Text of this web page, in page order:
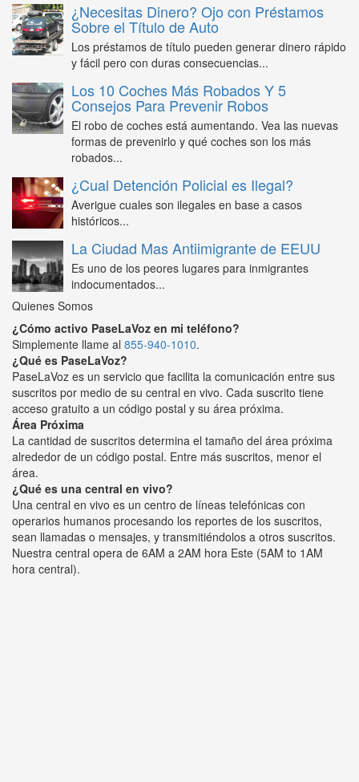
¿Necesitas Dinero? Ojo con Préstamos
Sobre el Título de Auto
Los préstamos de título pueden generar dinero rápido
y fácil pero con duras consecuencias...
Los 10 Coches Más Robados Y 5
Consejos Para Prevenir Robos
El robo de coches está aumentando. Vea las nuevas
formas de prevenirlo y qué coches son los más
robados...
¿Cual Detención Policial es Ilegal?
Averigue cuales son ilegales en base a casos
históricos...
La Ciudad Mas Antiimigrante de EEUU
Es uno de los peores lugares para inmigrantes
indocumentados...
Quienes Somos
¿Cómo activo PaseLaVoz en mi teléfono?
Simplemente llame al 855-940-1010.
¿Qué es PaseLaVoz?
PaseLaVoz es un servicio que facilita la comunicación entre sus
suscritos por medio de su central en vivo. Cada suscrito tiene
acceso gratuito a un código postal y su área próxima.
Área Próxima
La cantidad de suscritos determina el tamaño del área próxima
alrededor de un código postal. Entre más suscritos, menor el
área.
¿Qué es una central en vivo?
Una central en vivo es un centro de líneas telefónicas con
operarios humanos procesando los reportes de los suscritos,
sean llamadas o mensajes, y transmitiéndolos a otros suscritos.
Nuestra central opera de 6AM a 2AM hora Este (5AM to 1AM
hora central).